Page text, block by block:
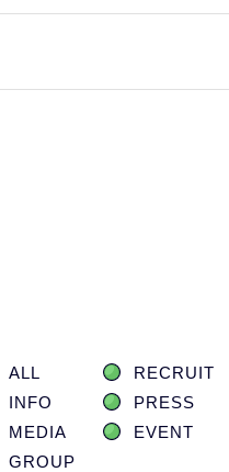
ALL
RECRUIT
INFO
PRESS
MEDIA
EVENT
GROUP